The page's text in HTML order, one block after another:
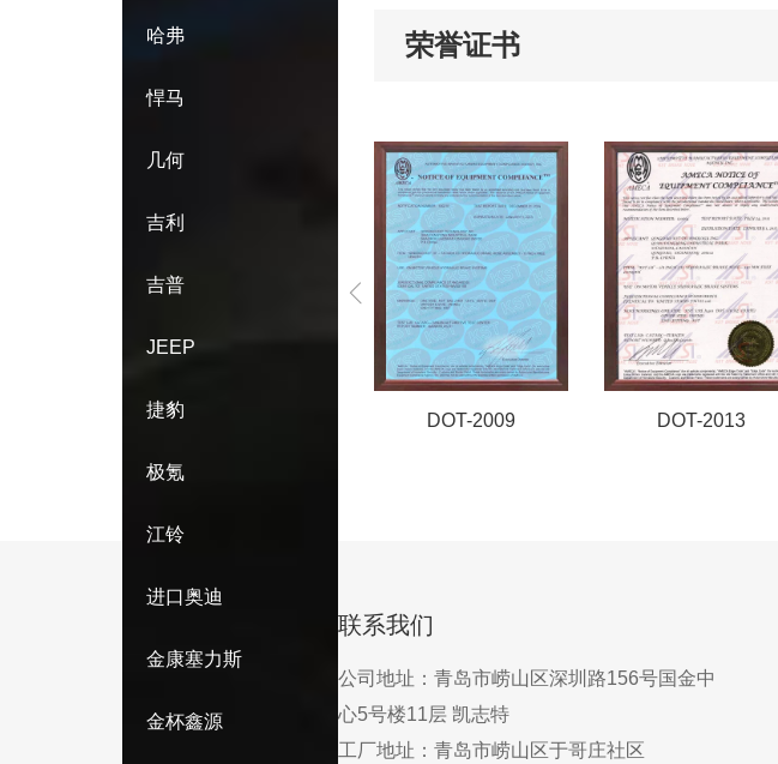
哈弗
悍马
几何
吉利
吉普
JEEP
捷豹
极氪
江铃
进口奥迪
金康塞力斯
金杯鑫源
荣誉证书
DOT-2013 DOT-2016
联系我们
公司地址： 青岛市崂山区深圳路156号国金中
心5号楼11层 凯志特
工厂地址： 青岛市崂山区于哥庄社区